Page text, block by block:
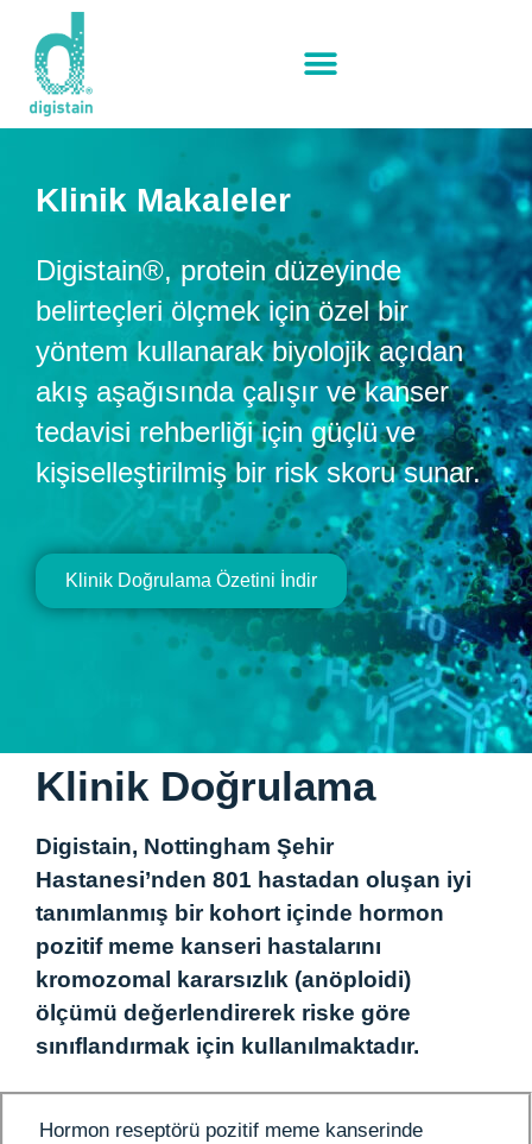
Klinik Makaleler
Digistain®, protein düzeyinde
belirteçleri ölçmek için özel bir
yöntem kullanarak biyolojik açıdan
akış aşağısında çalışır ve kanser
tedavisi rehberliği için güçlü ve
kişiselleştirilmiş bir risk skoru sunar.
Klinik Doğrulama Özetini İndir
Klinik Doğrulama
Digistain, Nottingham Şehir
Hastanesi’nden 801 hastadan oluşan iyi
tanımlanmış bir kohort içinde hormon
pozitif meme kanseri hastalarını
kromozomal kararsızlık (anöploidi)
ölçümü değerlendirerek riske göre
sınıflandırmak için kullanılmaktadır.
Hormon reseptörü pozitif meme kanserinde